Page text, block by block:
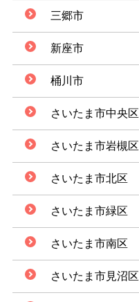
三郷市
新座市
桶川市
さいたま市中央区
さいたま市岩槻区
さいたま市北区
さいたま市緑区
さいたま市南区
さいたま市見沼区